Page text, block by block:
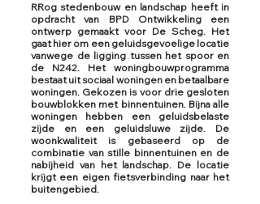
RRog stedenbouw en landschap heeft in
opdracht van BPD Ontwikkeling een
ontwerp gemaakt voor De Scheg. Het
gaat hier om een geluidsgevoelige locatie
vanwege de ligging tussen het spoor en
de N242. Het woningbouwprogramma
bestaat uit sociaal woningen en betaalbare
woningen. Gekozen is voor drie gesloten
bouwblokken met binnentuinen. Bijna alle
woningen hebben een geluidsbelaste
zijde en een geluidsluwe zijde. De
woonkwaliteit is gebaseerd op de
combinatie van stille binnentuinen en de
nabijheid van het landschap. De locatie
krijgt een eigen fietsverbinding naar het
buitengebied.